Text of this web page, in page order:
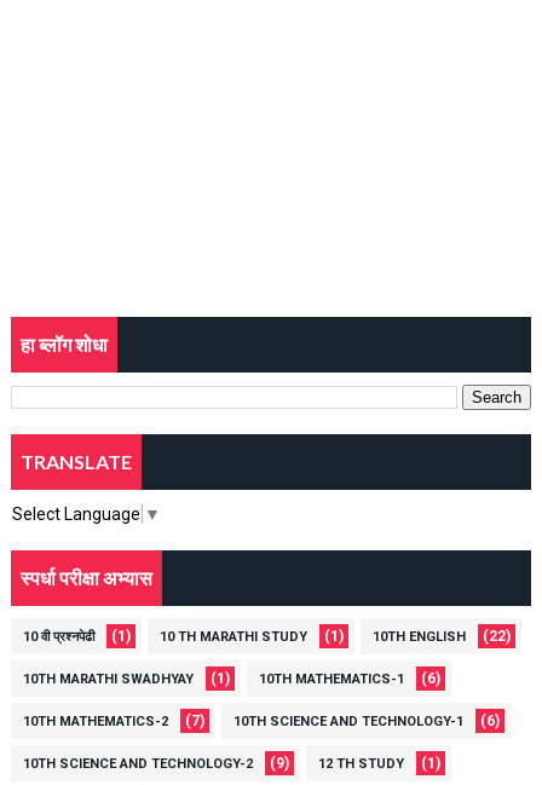
हा ब्लॉग शोधा
TRANSLATE
Select Language ▼
स्पर्धा परीक्षा अभ्यास
10 वी प्रश्नपेढी (1) 10 TH MARATHI STUDY (1) 10TH ENGLISH (22)
10TH MARATHI SWADHYAY (1) 10TH MATHEMATICS-1 (6)
10TH MATHEMATICS-2 (7) 10TH SCIENCE AND TECHNOLOGY-1 (6)
10TH SCIENCE AND TECHNOLOGY-2 (9) 12 TH STUDY (1)